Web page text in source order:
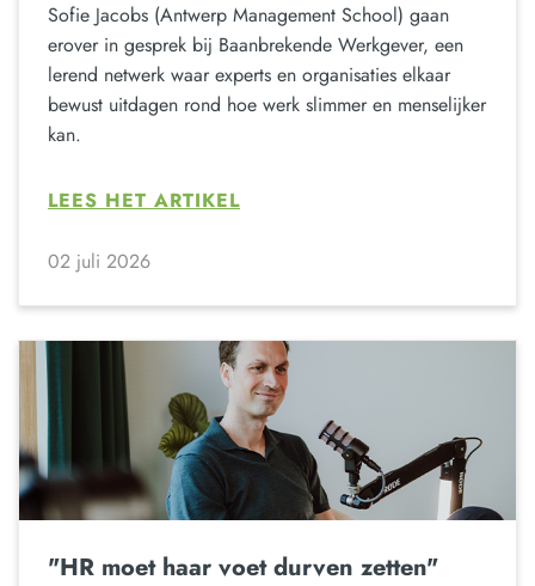
Sofie Jacobs (Antwerp Management School) gaan
erover in gesprek bij Baanbrekende Werkgever, een
lerend netwerk waar experts en organisaties elkaar
bewust uitdagen rond hoe werk slimmer en menselijker
kan.
LEES HET ARTIKEL
02 juli 2026
"HR moet haar voet durven zetten"